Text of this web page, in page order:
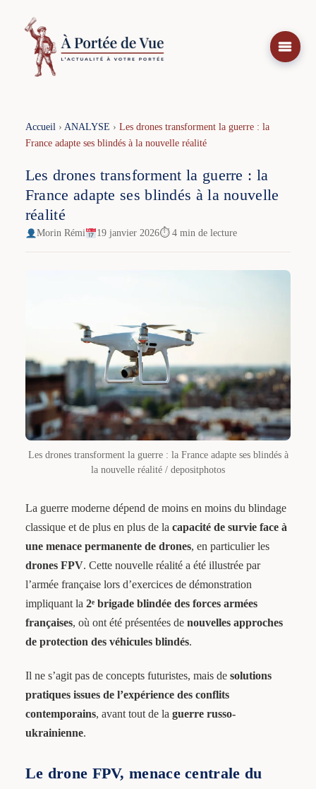
contenu
Accueil› ANALYSE › Les drones transforment la guerre : la
France adapte ses blindés à la nouvelle réalité
Les drones transforment la guerre : la
France adapte ses blindés à la nouvelle
réalité
Morin Rémi 19 janvier 2026⏱ 4 min de lecture
Les drones transforment la guerre : la France adapte ses blindés à
la nouvelle réalité / depositphotos
La guerre moderne dépend de moins en moins du blindage
classique et de plus en plus de la capacité de survie face à
une menace permanente de drones, en particulier les
drones FPV. Cette nouvelle réalité a été illustrée par
l’armée française lors d’exercices de démonstration
impliquant la 2ᵉ brigade blindée des forces armées
françaises, où ont été présentées de nouvelles approches
de protection des véhicules blindés.
Il ne s’agit pas de concepts futuristes, mais de solutions
pratiques issues de l’expérience des conflits
contemporains, avant tout de la guerre russo-
ukrainienne.
Le drone FPV, menace centrale du